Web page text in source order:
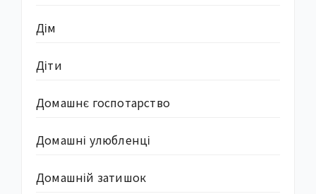
Дім
Діти
Домашнє госпотарство
Домашні улюбленці
Домашній затишок